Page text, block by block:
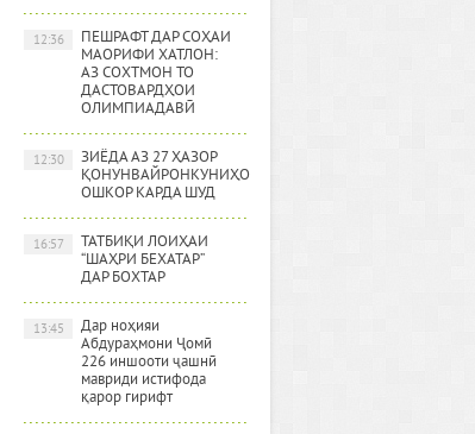
ПЕШРАФТ ДАР СОҲАИ
МАОРИФИ ХАТЛОН:
АЗ СОХТМОН ТО
ДАСТОВАРДҲОИ
ОЛИМПИАДАВӢ
12:36
ЗИЁДА АЗ 27 ҲАЗОР
ҚОНУНВАЙРОНКУНИҲО
ОШКОР КАРДА ШУД
12:30
ТАТБИҚИ ЛОИҲАИ
“ШАҲРИ БЕХАТАР”
ДАР БОХТАР
16:57
Дар ноҳияи
Абдураҳмони Ҷомӣ
226 иншооти ҷашнӣ
мавриди истифода
қарор гирифт
13:45